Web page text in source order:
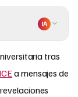
IA
tras
ICEa mensajes de